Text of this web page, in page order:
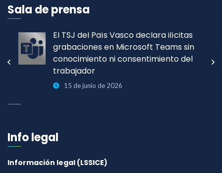
Sala de prensa
El TSJ del País Vasco declara ilícitas
grabaciones en Microsoft Teams sin
conocimiento ni consentimiento del
trabajador
15 de junio de 2026
Info legal
Información legal (LSSICE)